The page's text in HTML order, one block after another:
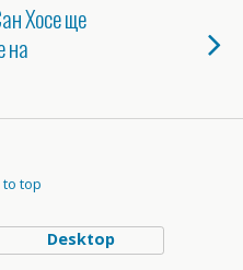
Хосе ще
на
to top
Desktop